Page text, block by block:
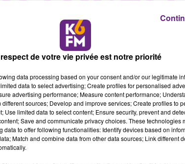
de la R�publique de Dijon s'appr�te d�s
de la JDA Dijon et sa f�te du basket,
n'ouvrira officiellement que le
de l'�quipe professionnelle de la JDA
en village basket, avec un terrain central o�
de votre vie privée est notre priorité
data processing based on your consent and/or our legitimate
data to select advertising; Create profiles for personalised
advertising performance; Measure content performance;
sources; Develop and improve services; Create profiles to
Use limited data to select content; Ensure security, prevent and
Save and communicate privacy choices. These technologies
data to offer following functionalities: Identify devices based on
Match and combine data from other data sources; Link different